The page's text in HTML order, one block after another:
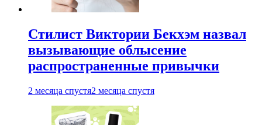
Стилист Виктории Бекхэм назвал
вызывающие облысение
распространенные привычки
2 месяца спустя2 месяца спустя